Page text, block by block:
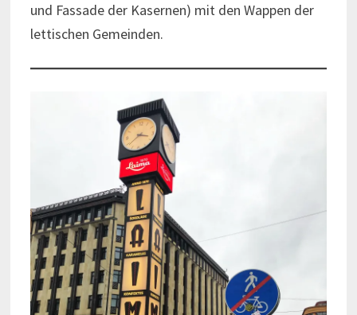
und Fassade der Kasernen) mit den Wappen der
lettischen Gemeinden.